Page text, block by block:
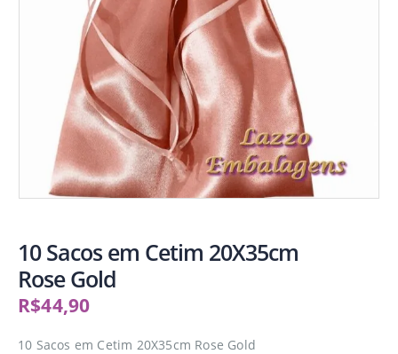
10 Sacos em Cetim 20X35cm
Rose Gold
R$44,90
10 Sacos em Cetim 20X35cm Rose Gold